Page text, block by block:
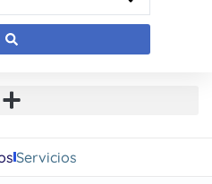
Servicios